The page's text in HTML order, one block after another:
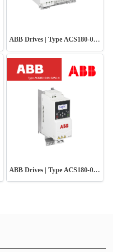
ABB Drives | Type ACS180-04N-038A-4
ABB Drives | Type ACS180-04N-02A6-4